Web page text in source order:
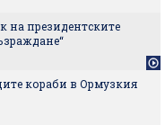
на президентските
кораби в Ормузкия